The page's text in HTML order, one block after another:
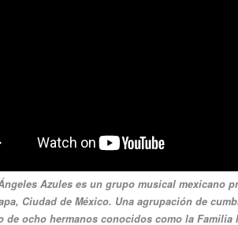
Azules es un grupo musical mexicano
Ciudad de México. Una agrupación de
de ocho hermanos conocidos como la Familia